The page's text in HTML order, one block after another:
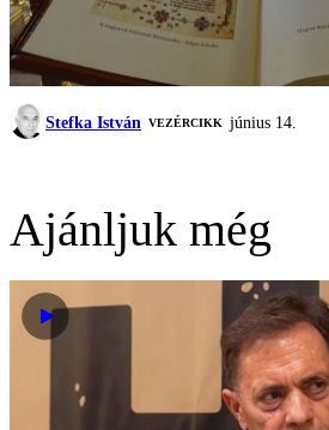
Stefka István VEZÉRCIKK június 14.
Ajánljuk még